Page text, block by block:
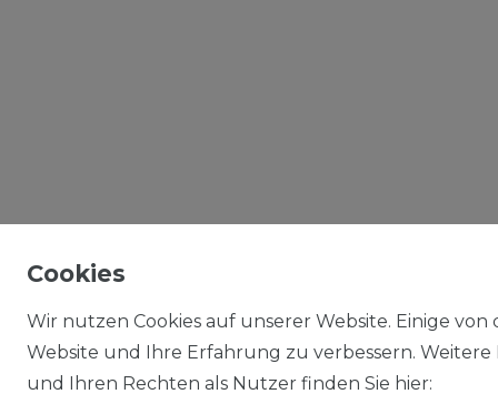
Cookies
Wir nutzen Cookies auf unserer Website. Einige
Website und Ihre Erfahrung zu verbessern.
und Ihren Rechten als Nutzer finden Sie hier: